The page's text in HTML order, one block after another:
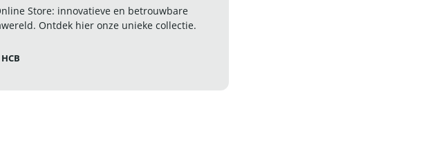
Store: innovatieve en betrouwbare
Ontdek hier onze unieke collectie.